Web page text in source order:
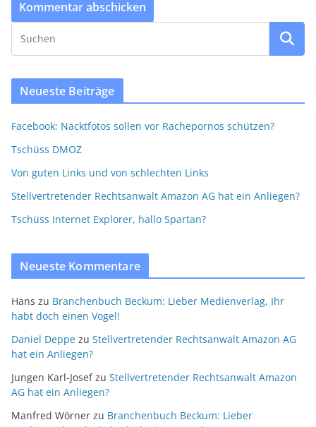
Neueste Beiträge
Facebook: Nacktfotos sollen vor Rachepornos schützen?
Tschüss DMOZ
Von guten Links und von schlechten Links
Stellvertretender Rechtsanwalt Amazon AG hat ein Anliegen?
Tschüss Internet Explorer, hallo Spartan?
Neueste Kommentare
Hans zu Branchenbuch Beckum: Lieber Medienverlag, Ihr
habt doch einen Vogel!
Daniel Deppe zu Stellvertretender Rechtsanwalt Amazon AG
hat ein Anliegen?
Jungen Karl-Josefzu Stellvertretender Rechtsanwalt Amazon
AG hat ein Anliegen?
Manfred Wörner zu Branchenbuch Beckum: Lieber